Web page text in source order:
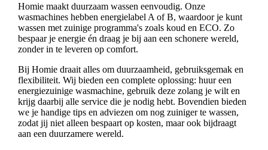
Homie maakt duurzaam wassen eenvoudig. Onze
wasmachines hebben energielabel A of B, waardoor je kunt
wassen met zuinige programma's zoals koud en ECO. Zo
bespaar je energie én draag je bij aan een schonere wereld,
zonder in te leveren op comfort.
Bij Homie draait alles om duurzaamheid, gebruiksgemak en
flexibiliteit. Wij bieden een complete oplossing: huur een
energiezuinige wasmachine, gebruik deze zolang je wilt en
krijg daarbij alle service die je nodig hebt. Bovendien bieden
we je handige tips en adviezen om nog zuiniger te wassen,
zodat jij niet alleen bespaart op kosten, maar ook bijdraagt
aan een duurzamere wereld.